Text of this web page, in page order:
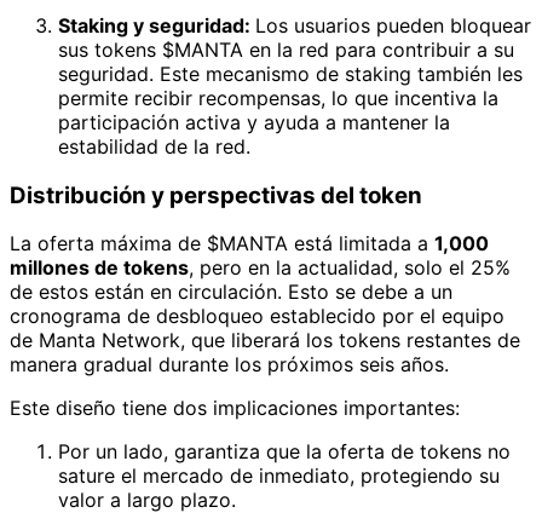
Staking y seguridad: Los usuarios pueden bloquear
sus tokens $MANTA en la red para contribuir a su
seguridad. Este mecanismo de staking también les
permite recibir recompensas, lo que incentiva la
participación activa y ayuda a mantener la
estabilidad de la red.
Distribución y perspectivas del token
La oferta máxima de $MANTA está limitada a 1,000
millones de tokens, pero en la actualidad, solo el 25%
de estos están en circulación. Esto se debe a un
cronograma de desbloqueo establecido por el equipo
de Manta Network, que liberará los tokens restantes de
manera gradual durante los próximos seis años.
Este diseño tiene dos implicaciones importantes:
Por un lado, garantiza que la oferta de tokens no
sature el mercado de inmediato, protegiendo su
valor a largo plazo.